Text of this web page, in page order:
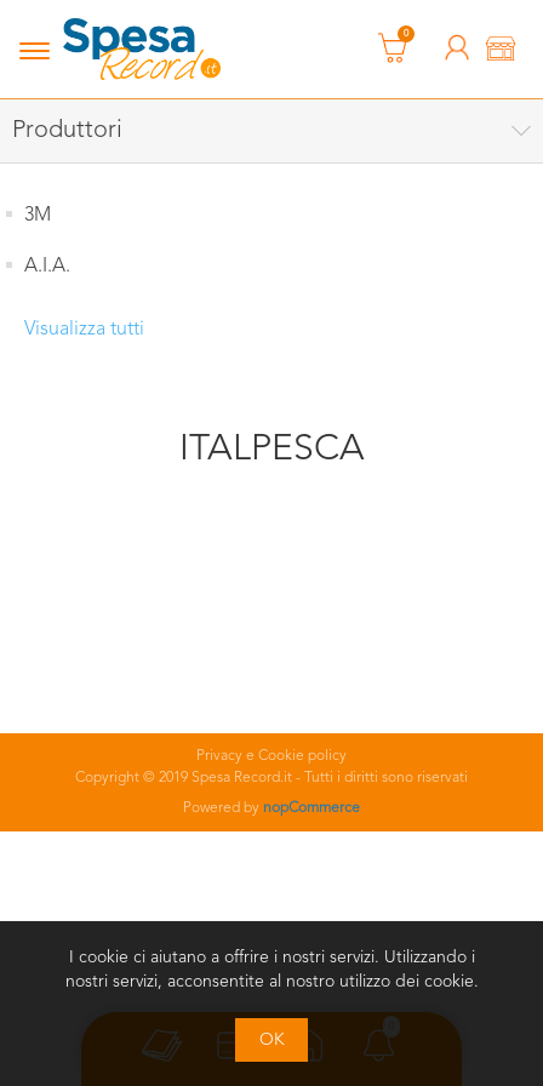
0
Produttori
3M
A.I.A.
Visualizza tutti
ITALPESCA
Privacy e Cookie policy
Copyright © 2019 Spesa Record.it - Tutti i diritti sono riservati
Powered by nopCommerce
I cookie ci aiutano a offrire i nostri servizi. Utilizzando i
nostri servizi, acconsentite al nostro utilizzo dei cookie.
OK